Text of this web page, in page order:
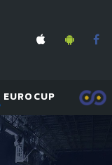
EUROCUP